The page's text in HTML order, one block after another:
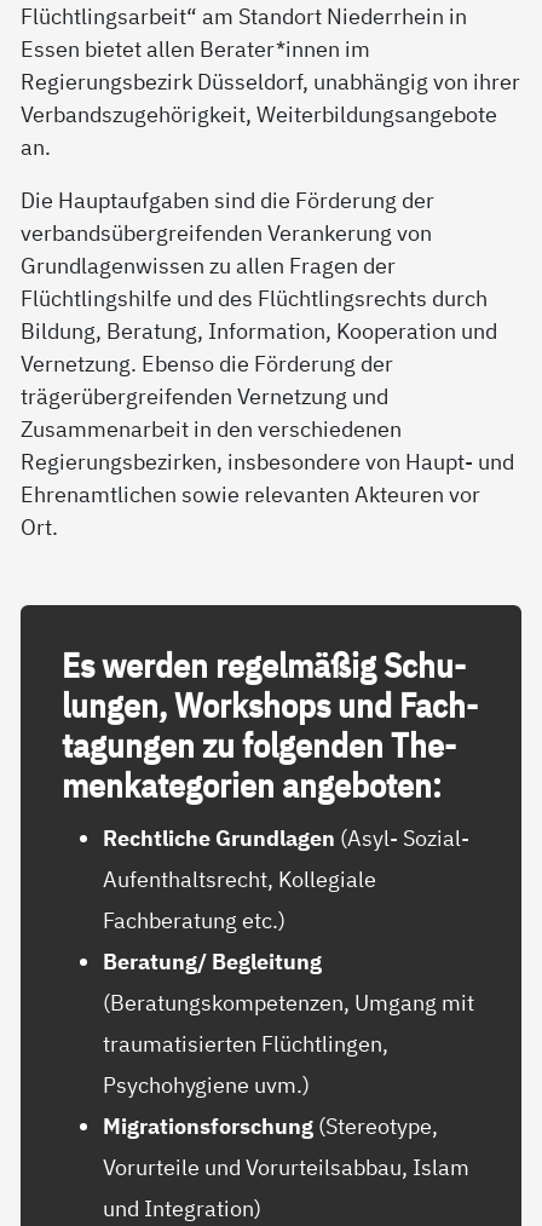
Flüchtlingsarbeit“ am Standort Niederrhein in
Essen bietet allen Berater*innen im
Regierungsbezirk Düsseldorf, unabhängig von ihrer
Verbandszugehörigkeit, Weiterbildungsangebote
an.
Die Hauptaufgaben sind die Förderung der
verbandsübergreifenden Verankerung von
Grundlagenwissen zu allen Fragen der
Flüchtlingshilfe und des Flüchtlingsrechts durch
Bildung, Beratung, Information, Kooperation und
Vernetzung. Ebenso die Förderung der
trägerübergreifenden Vernetzung und
Zusammenarbeit in den verschiedenen
Regierungsbezirken, insbesondere von Haupt- und
Ehrenamtlichen sowie relevanten Akteuren vor
Ort.
Es wer­den re­gel­mä­ß­ig Schu­
lun­gen, Work­shops und Fach­
ta­gun­gen zu fol­gen­den The­
men­ka­te­go­ri­en an­ge­bo­ten:
Rechtliche Grundlagen (Asyl- Sozial-
Aufenthaltsrecht, Kollegiale
Fachberatung etc.)
Beratung/ Begleitung
(Beratungskompetenzen, Umgang mit
traumatisierten Flüchtlingen,
Psychohygiene uvm.)
Migrationsforschung (Stereotype,
Vorurteile und Vorurteilsabbau, Islam
und Integration)